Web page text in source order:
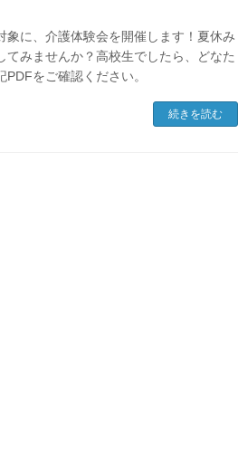
象に、介護体験会を開催します！夏休み
てみませんか？高校生でしたら、どなた
をご確認ください。
続きを読む